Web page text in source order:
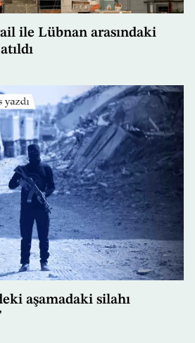
ile Lübnan arasındaki
aşamadaki silahı